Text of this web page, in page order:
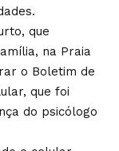
que
na Praia
o Boletim de
que foi
do psicólogo